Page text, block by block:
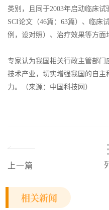
类别，且同于2003年启动临床
SCI论文（46篇：63篇）、临床
例，设对照）、治疗效果等方面
专家认为我国相关行政主管部
技术产业，切实增强我国的自
力。（来源：中国科技网）
上一篇
相关新闻